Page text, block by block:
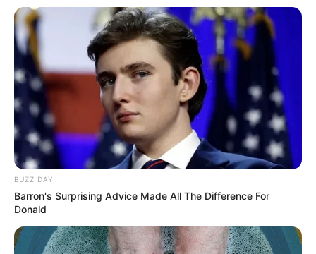
BUZZ DAY
Barron's Surprising Advice Made All The Difference For
Donald